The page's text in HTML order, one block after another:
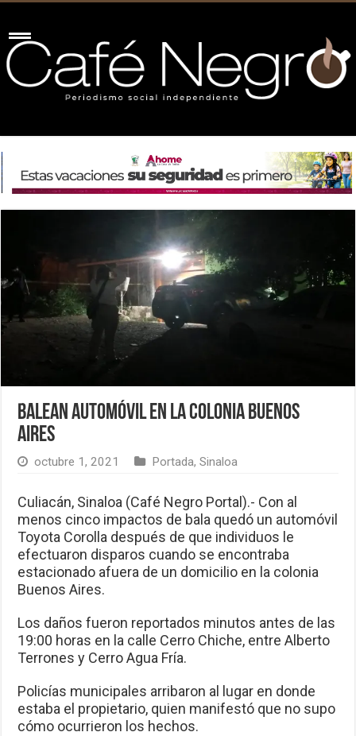
Balean automóvil en la colonia Buenos
Aires
octubre 1, 2021 Portada,Sinaloa
Culiacán, Sinaloa (Café Negro Portal).- Con al
menos cinco impactos de bala quedó un automóvil
Toyota Corolla después de que individuos le
efectuaron disparos cuando se encontraba
estacionado afuera de un domicilio en la colonia
Buenos Aires.
Los daños fueron reportados minutos antes de las
19:00 horas en la calle Cerro Chiche, entre Alberto
Terrones y Cerro Agua Fría.
Policías municipales arribaron al lugar en donde
estaba el propietario, quien manifestó que no supo
cómo ocurrieron los hechos.